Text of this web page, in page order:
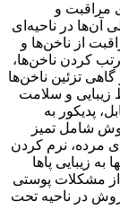
مراقبت و
آن‌ها در ناحیه‌ای
از ناخن‌ها و
کردن ناخن‌ها،
تزئین ناخن‌ها
زیبایی و سلامت
پدیکور به
شامل تمیز
مرده، نرم کردن
زیبایی پاها
مشکلات پوستی
روش در ناحیه تحت